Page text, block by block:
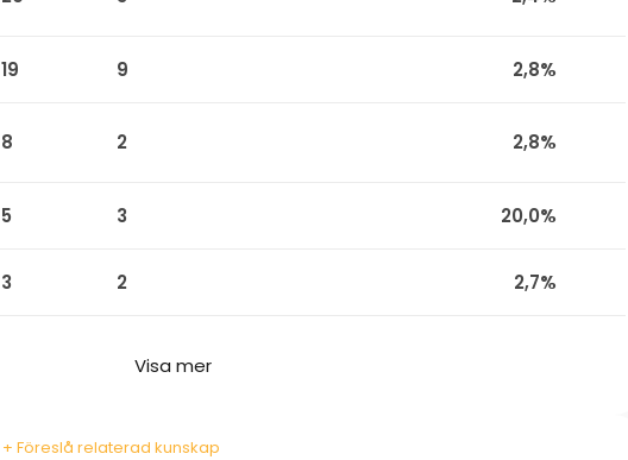
19 9 2,8%
8 2 2,8%
5 3 20,0%
3 2 2,7%
Visa mer
+ Föreslå relaterad kunskap